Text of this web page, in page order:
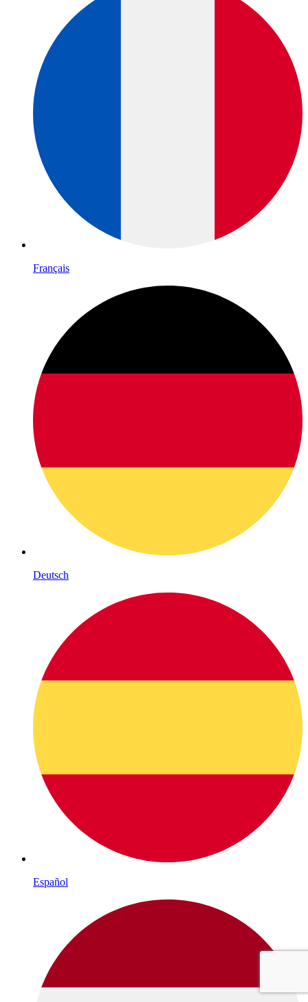
Français
Deutsch
Español